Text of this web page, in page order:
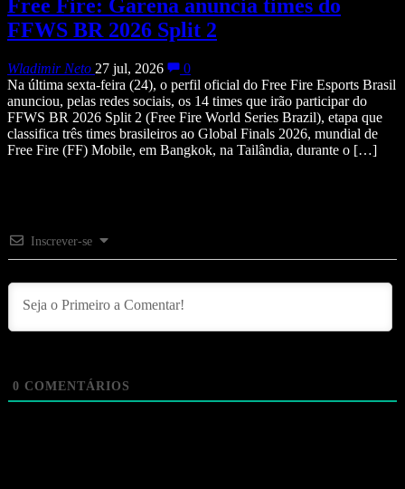
Free Fire: Garena anuncia times do
FFWS BR 2026 Split 2
Wladimir Neto 27 jul, 2026
0
Na última sexta-feira (24), o perfil oficial do Free Fire Esports Brasil
anunciou, pelas redes sociais, os 14 times que irão participar do
FFWS BR 2026 Split 2 (Free Fire World Series Brazil), etapa que
classifica três times brasileiros ao Global Finals 2026, mundial de
Free Fire (FF) Mobile, em Bangkok, na Tailândia, durante o […]
Inscrever-se
0 COMENTÁRIOS